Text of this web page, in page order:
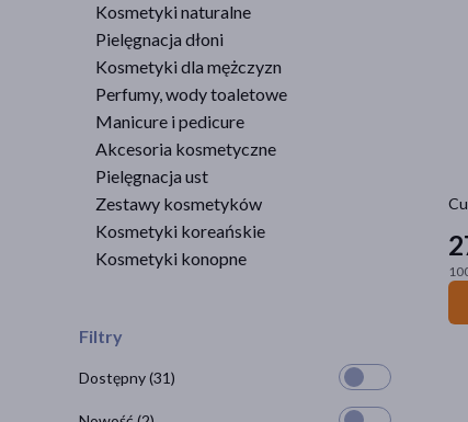
Kosmetyki naturalne
Pielęgnacja dłoni
Kosmetyki dla mężczyzn
Perfumy, wody toaletowe
Manicure i pedicure
Akcesoria kosmetyczne
Pielęgnacja ust
Zestawy kosmetyków
Kosmetyki koreańskie
Kosmetyki konopne
Filtry
Dostępny(31)